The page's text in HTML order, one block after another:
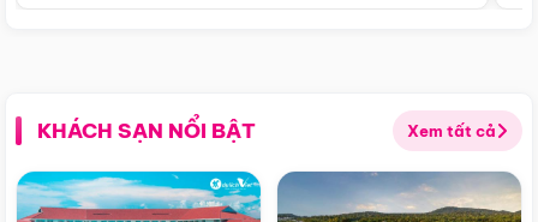
KHÁCH SẠN NỔI BẬT Xem tất cả